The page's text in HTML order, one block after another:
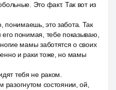
Это факт. Так вот из
это забота. Так
понимая, тебе показываю,
мамы заботятся о своих
и раки тоже, но мамы
тебя не раком.
состоянии, ой,